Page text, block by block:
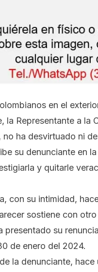
en el
Representante a la
ha desvirtuado ni
su denunciante en
y quitarle
con su intimidad,
sostiene con
su
de enero del 2024.
la denunciante,